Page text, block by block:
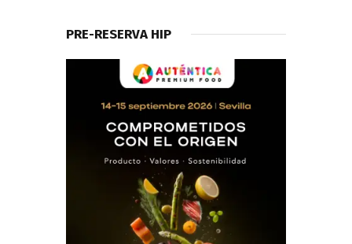
PRE-RESERVA HIP